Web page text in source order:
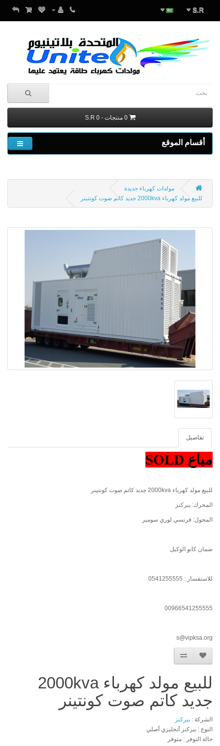
S.R
0 منتجات - S.R 0
أقسام الموقع
مولدات كهرباء جديدة
للبيع مولد كهرباء 2000kva جديد كاتم صوت كونتينر
تفاصيل
مباع SOLD
للبيع مولد كهرباء 2000kva جديد كاتم صوت كونتينر
المحرك: بيركنز
المحول: فرنسي لوري سومير
ضمان كانو الوكيل
للاستفسار : 0541255555
00966541255555
s@vipksa.org
للبيع مولد كهرباء 2000kva
جديد كاتم صوت كونتينر
الشركة : بيركنز
النوع : بيركنز أنجليزي أصلي
حالة التوفر : متوفر